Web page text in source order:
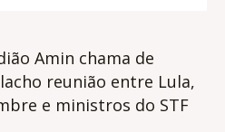
Amin chama de
reunião entre Lula,
e ministros do STF